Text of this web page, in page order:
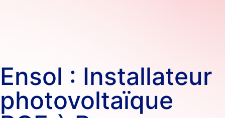
Ensol : Installateur
photovoltaïque